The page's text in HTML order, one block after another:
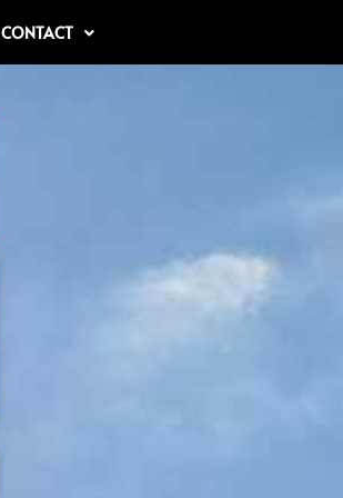
CONTACT